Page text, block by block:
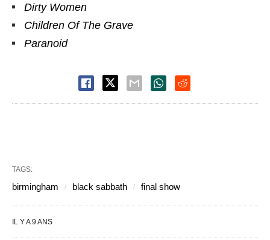
Dirty Women
Children Of The Grave
Paranoid
TAGS:
birmingham black sabbath final show
IL Y A 9 ANS